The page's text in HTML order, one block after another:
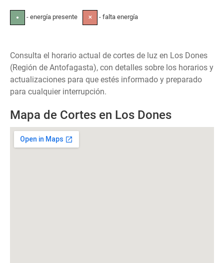
● - energía presente ✕ - falta energía
Consulta el horario actual de cortes de luz en Los Dones
(Región de Antofagasta), con detalles sobre los horarios y
actualizaciones para que estés informado y preparado
para cualquier interrupción.
Mapa de Cortes en Los Dones